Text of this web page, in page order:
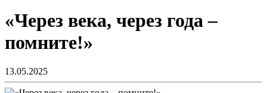
«Через века, через года –
помните!»
13.05.2025